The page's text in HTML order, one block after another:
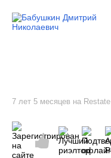
7 лет 5 месяцев на Restate